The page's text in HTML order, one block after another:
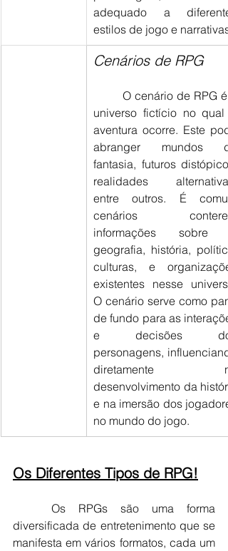
adequado a
estilos de jogo e narrativas.
Cenários de RPG
O cenário de RPG é
universo fictício no qual
aventura ocorre. Este
abranger mundos
fantasia, futuros
realidades
entre outros. É
cenários
informações sobre
geografia, história,
culturas, e
existentes nesse
O cenário serve como
de fundo para as
e decisões
personagens,
diretamente
desenvolvimento da
e na imersão dos
no mundo do jogo.
Os Diferentes Tipos de RPG!
Os RPGs são uma forma
diversificada de entretenimento que se
manifesta em vários formatos, cada um